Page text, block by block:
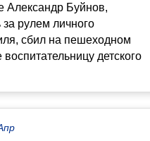
Александр Буйнов,
за рулем личного
сбил на пешеходном
воспитательницу детского